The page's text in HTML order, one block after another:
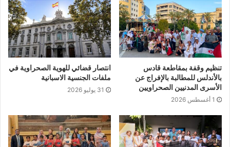
تنظيم وقفة بمقاطعة قادس
بالأندلس للمطالبة بالإفراج عن
الأسرى المدنيين الصحراويين
1 أغسطس 2026
انتصار قضائي للهوية الصحراوية في
ملفات الجنسية الاسبانية
31 يوليو 2026